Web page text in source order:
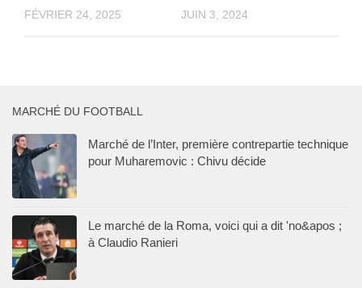
FÉVRIER 24, 2025 JUIN 3, 2024
MARCHÉ DU FOOTBALL
Marché de l’Inter, première contrepartie technique
pour Muharemovic : Chivu décide
Le marché de la Roma, voici qui a dit 'no&apos ;
à Claudio Ranieri